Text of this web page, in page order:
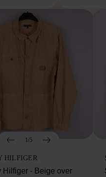
1/5
HILFIGER
Hilfiger - Beige over